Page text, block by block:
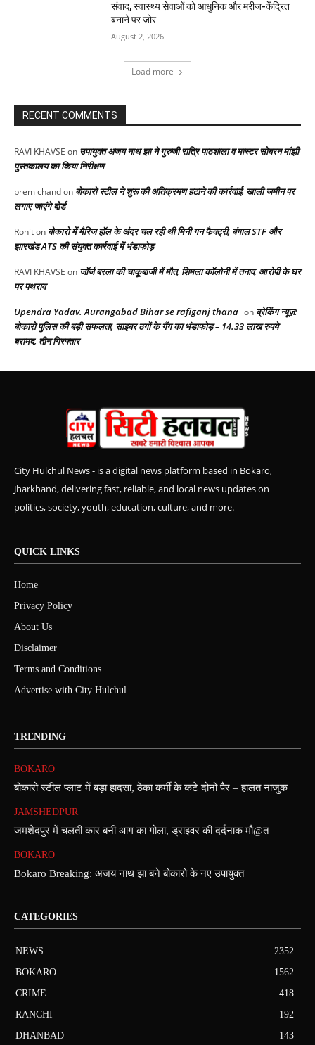
संवाद, स्वास्थ्य सेवाओं को आधुनिक और मरीज-केंद्रित
बनाने पर जोर
August 2, 2026
Load more
RECENT COMMENTS
RAVI KHAVSE on उपायुक्त अजय नाथ झा ने गुरुजी रात्रि पाठशाला व मास्टर सोबरन मांझी
पुस्तकालय का किया निरीक्षण
prem chandon बोकारो स्टील ने शुरू की अतिक्रमण हटाने की कार्रवाई, खाली जमीन पर
लगाए जाएंगे बोर्ड
Rohiton बोकारो में मैरिज हॉल के अंदर चल रही थी मिनी गन फैक्ट्री, बंगाल STF और
झारखंड ATS की संयुक्त कार्रवाई में भंडाफोड़
RAVI KHAVSE on जॉर्ज बरला की चाकूबाजी में मौत, शिमला कॉलोनी में तनाव, आरोपी के घर
पर पथराव
Upendra Yadav. Aurangabad Bihar se rafiganj thana on ब्रेकिंग न्यूज़:
बोकारो पुलिस की बड़ी सफलता, साइबर ठगों के गैंग का भंडाफोड़ – 14.33 लाख रुपये
बरामद, तीन गिरफ्तार
City Hulchul News - is a digital news platform based in Bokaro,
Jharkhand, delivering fast, reliable, and local news updates on
politics, society, youth, education, culture, and more.
QUICK LINKS
Home
Privacy Policy
About Us
Disclaimer
Terms and Conditions
Advertise with City Hulchul
TRENDING
BOKARO
बोकारो स्टील प्लांट में बड़ा हादसा, ठेका कर्मी के कटे दोनों पैर – हालत नाजुक
JAMSHEDPUR
जमशेदपुर में चलती कार बनी आग का गोला, ड्राइवर की दर्दनाक मौ@त
BOKARO
Bokaro Breaking: अजय नाथ झा बने बोकारो के नए उपायुक्त
CATEGORIES
NEWS
2352
BOKARO
1562
CRIME
418
RANCHI
192
DHANBAD
143